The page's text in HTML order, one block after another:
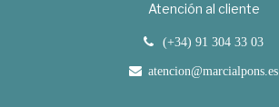
Atención al cliente
(+34) 91 304 33 03
atencion@marcialpons.es